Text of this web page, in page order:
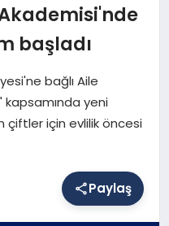
başladı
bağlı Aile
kapsamında yeni
çiftler için evlilik öncesi
Paylaş